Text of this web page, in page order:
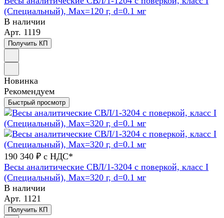
(Специальный), Max=120 г, d=0.1 мг
В наличии
Арт. 1119
Получить КП
Новинка
Рекомендуем
Быстрый просмотр
190 340 ₽ с НДС*
Весы аналитические СВЛ/1-3204 с поверкой, класс I
(Специальный), Max=320 г, d=0.1 мг
В наличии
Арт. 1121
Получить КП